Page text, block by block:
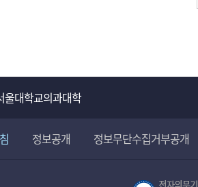
울대학교의과대학
정보공개 정보무단수집거부공개